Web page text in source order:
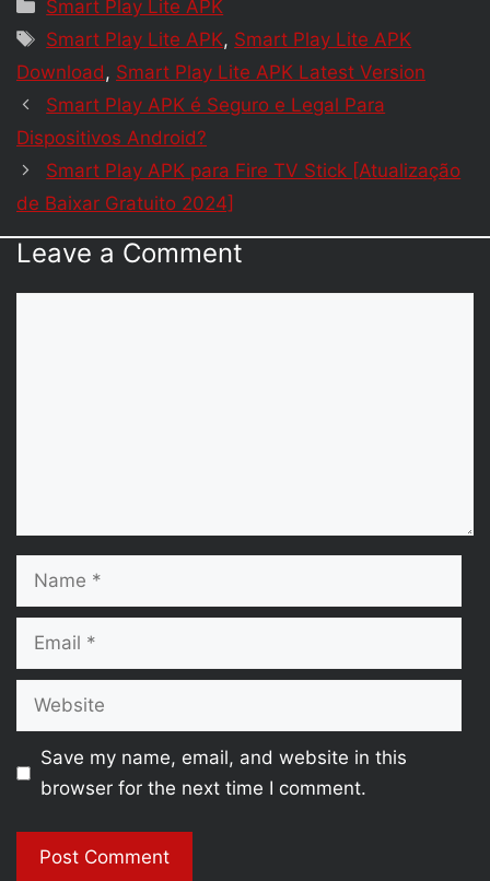
Smart Play Lite APK
Tags
Smart Play Lite APK, Smart Play Lite APK
Download, Smart Play Lite APK Latest Version
Smart Play APK é Seguro e Legal Para
Dispositivos Android?
Smart Play APK para Fire TV Stick [Atualização
de Baixar Gratuito 2024]
Leave a Comment
Name
Email
Website
Save my name, email, and website in this
browser for the next time I comment.